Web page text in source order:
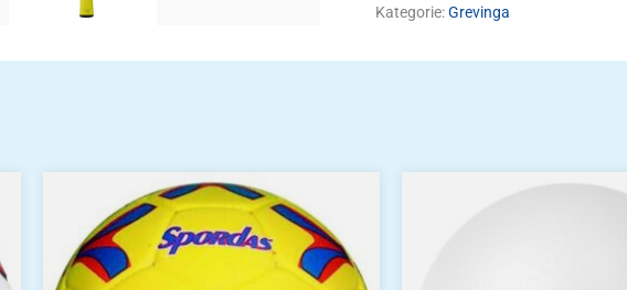
Kategorie:Grevinga